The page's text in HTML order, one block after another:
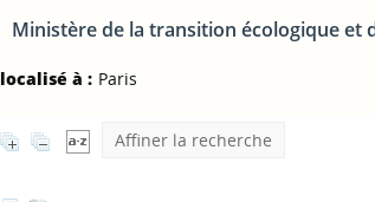
Ministère de la transition écologique et
localisé à : Paris
Affiner la recherche